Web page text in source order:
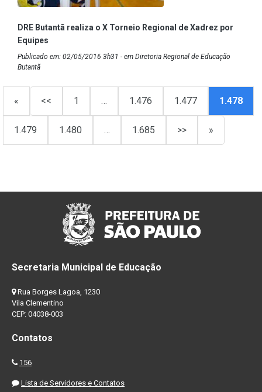
DRE Butantã realiza o X Torneio Regional de Xadrez por
Equipes
Publicado em: 02/05/2016 3h31 - em Diretoria Regional de Educação
Butantã
« << 1 … 1.476 1.477 1.478
1.479 1.480 … 1.685 >> »
Secretaria Municipal de Educação
Rua Borges Lagoa, 1230
Vila Clementino
CEP: 04038-003
Contatos
156
Lista de Servidores e Contatos